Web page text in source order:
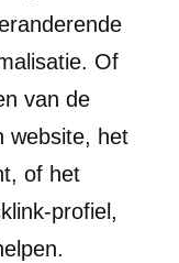
Of
van de
website, het
of het
profiel,